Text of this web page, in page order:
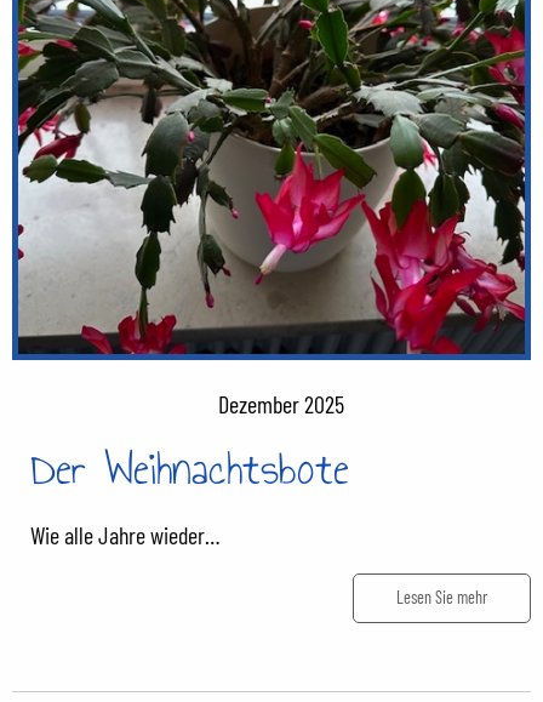
Dezember 2025
Der Weihnachtsbote
Wie alle Jahre wieder…
Lesen Sie mehr